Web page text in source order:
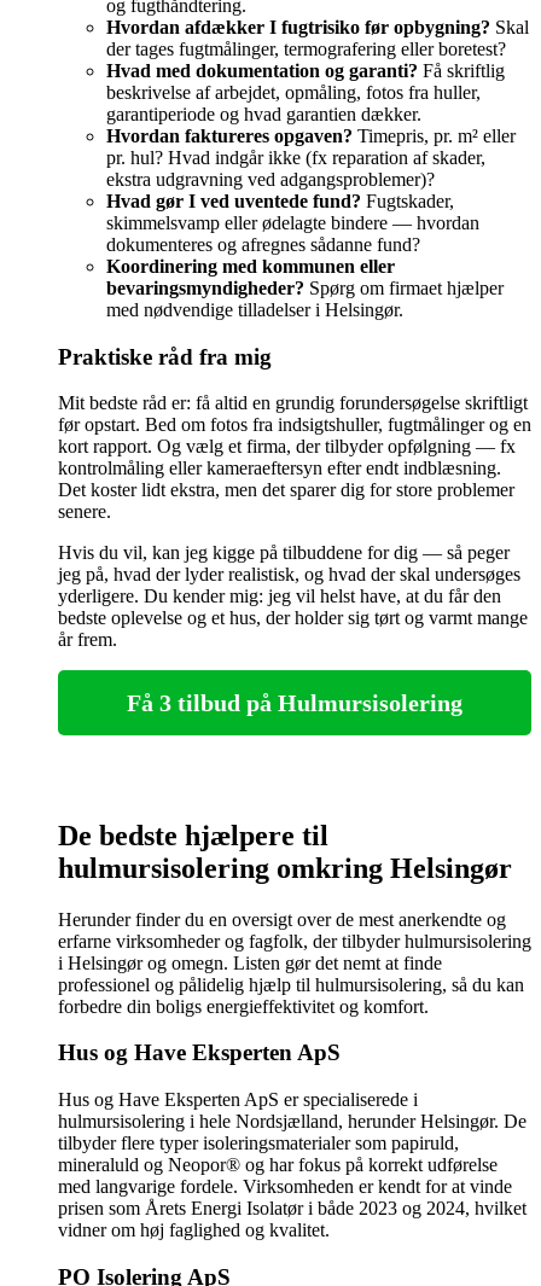
og fugthåndtering.
Hvordan afdækker I fugtrisiko før opbygning? Skal
der tages fugtmålinger, termografering eller boretest?
Hvad med dokumentation og garanti? Få skriftlig
beskrivelse af arbejdet, opmåling, fotos fra huller,
garantiperiode og hvad garantien dækker.
Hvordan faktureres opgaven? Timepris, pr. m² eller
pr. hul? Hvad indgår ikke (fx reparation af skader,
ekstra udgravning ved adgangsproblemer)?
Hvad gør I ved uventede fund? Fugtskader,
skimmelsvamp eller ødelagte bindere — hvordan
dokumenteres og afregnes sådanne fund?
Koordinering med kommunen eller
bevaringsmyndigheder? Spørg om firmaet hjælper
med nødvendige tilladelser i Helsingør.
Praktiske råd fra mig
Mit bedste råd er: få altid en grundig forundersøgelse skriftligt
før opstart. Bed om fotos fra indsigtshuller, fugtmålinger og en
kort rapport. Og vælg et firma, der tilbyder opfølgning — fx
kontrolmåling eller kameraeftersyn efter endt indblæsning.
Det koster lidt ekstra, men det sparer dig for store problemer
senere.
Hvis du vil, kan jeg kigge på tilbuddene for dig — så peger
jeg på, hvad der lyder realistisk, og hvad der skal undersøges
yderligere. Du kender mig: jeg vil helst have, at du får den
bedste oplevelse og et hus, der holder sig tørt og varmt mange
år frem.
Få 3 tilbud på Hulmursisolering
De bedste hjælpere til
hulmursisolering omkring Helsingør
Herunder finder du en oversigt over de mest anerkendte og
erfarne virksomheder og fagfolk, der tilbyder hulmursisolering
i Helsingør og omegn. Listen gør det nemt at finde
professionel og pålidelig hjælp til hulmursisolering, så du kan
forbedre din boligs energieffektivitet og komfort.
Hus og Have Eksperten ApS
Hus og Have Eksperten ApS er specialiserede i
hulmursisolering i hele Nordsjælland, herunder Helsingør. De
tilbyder flere typer isoleringsmaterialer som papiruld,
mineraluld og Neopor® og har fokus på korrekt udførelse
med langvarige fordele. Virksomheden er kendt for at vinde
prisen som Årets Energi Isolatør i både 2023 og 2024, hvilket
vidner om høj faglighed og kvalitet.
PO Isolering ApS